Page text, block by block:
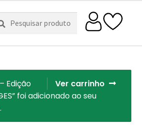
Ver carrinho
Edição
foi adicionado ao seu